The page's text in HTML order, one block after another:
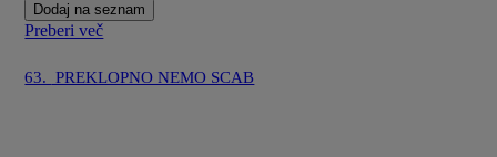
Dodaj na seznam
Preberi več
63. PREKLOPNO NEMO SCAB